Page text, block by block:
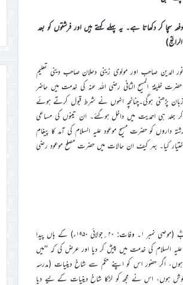
کر دکھاتا ہے۔ یہ پہلے کہتے ہیں اور فرشتوں کو بعد
الدین صاحب اور مولوی زینی دحلان صاحب دینی تعلیم
کے بعد بالآخر اگست ۱۹۲۳ء میں قادیان آگئے اور حضرت خلیفۃ المسیح الثانی رضی اللہ عنہ کی خدمت میں حاضر
پڑھنی ہوگی۔چنانچہ انہوں نے شرط قبول کرتے ہوئے
جلد ہی احمدیت میں داخل ہوگئے۔ ان تینوں کی مساعی
کو حضرت مسیح موعود علیہ السلام کی آمد کا پیغام
کیا۔ بہر کیف ان حالات میں حضرت مصلح موعود رضی
حضرت مولوی رحمت علی صاحبؓ ۱۸۹۳ء میں اوجلہ ضلع گورداسپور کے مخلص صحابی حضرت بابا محمد حسن صاحبؓ (موصی نمبر ۱۔ وفات: ۲۰؍جولائی ۱۹۵۰ء) کے ہاں پیدا
کی خدمت میں پیش کر دیا اور عرض کی کہ ’’میں
اگر حضور اس کو اپنے حکم سے شاخ دینیات (مدرسہ
خوش ہوں، اس نے مجھ کو لڑکا شاخ دینیات کے لیے دیا